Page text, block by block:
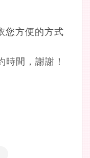
您方便的方式
時間，謝謝！